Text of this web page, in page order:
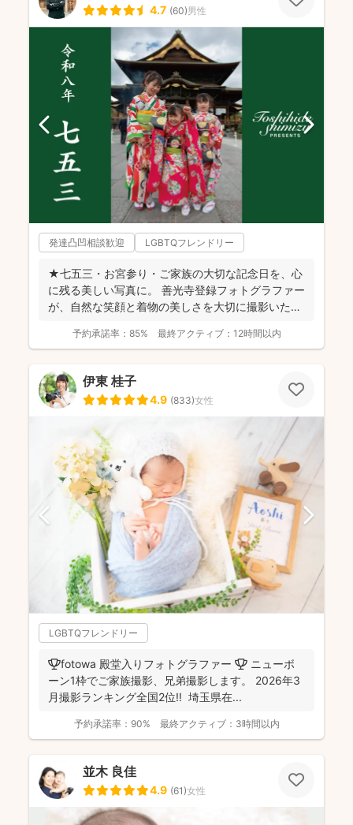
4.7 (60)男性
発達凸凹相談歓迎 LGBTQフレンドリー
★七五三・お宮参り・ご家族の大切な記念日を、心
に残る美しい写真に。 善光寺登録フォトグラファー
が、自然な笑顔と着物の美しさを大切に撮影いたし
予約承諾率： 85% 最終アクティブ： 12時間以内
伊東 桂子
4.9 (833)女性
LGBTQフレンドリー
🏆fotowa 殿堂入りフォトグラファー 🏆 ニューボ
ーン1枠でご家族撮影、兄弟撮影します。 2026年3
月撮影ランキング全国2位‼️ 埼玉県在...
予約承諾率： 90% 最終アクティブ： 3時間以内
並木 良佳
4.9 (61)女性